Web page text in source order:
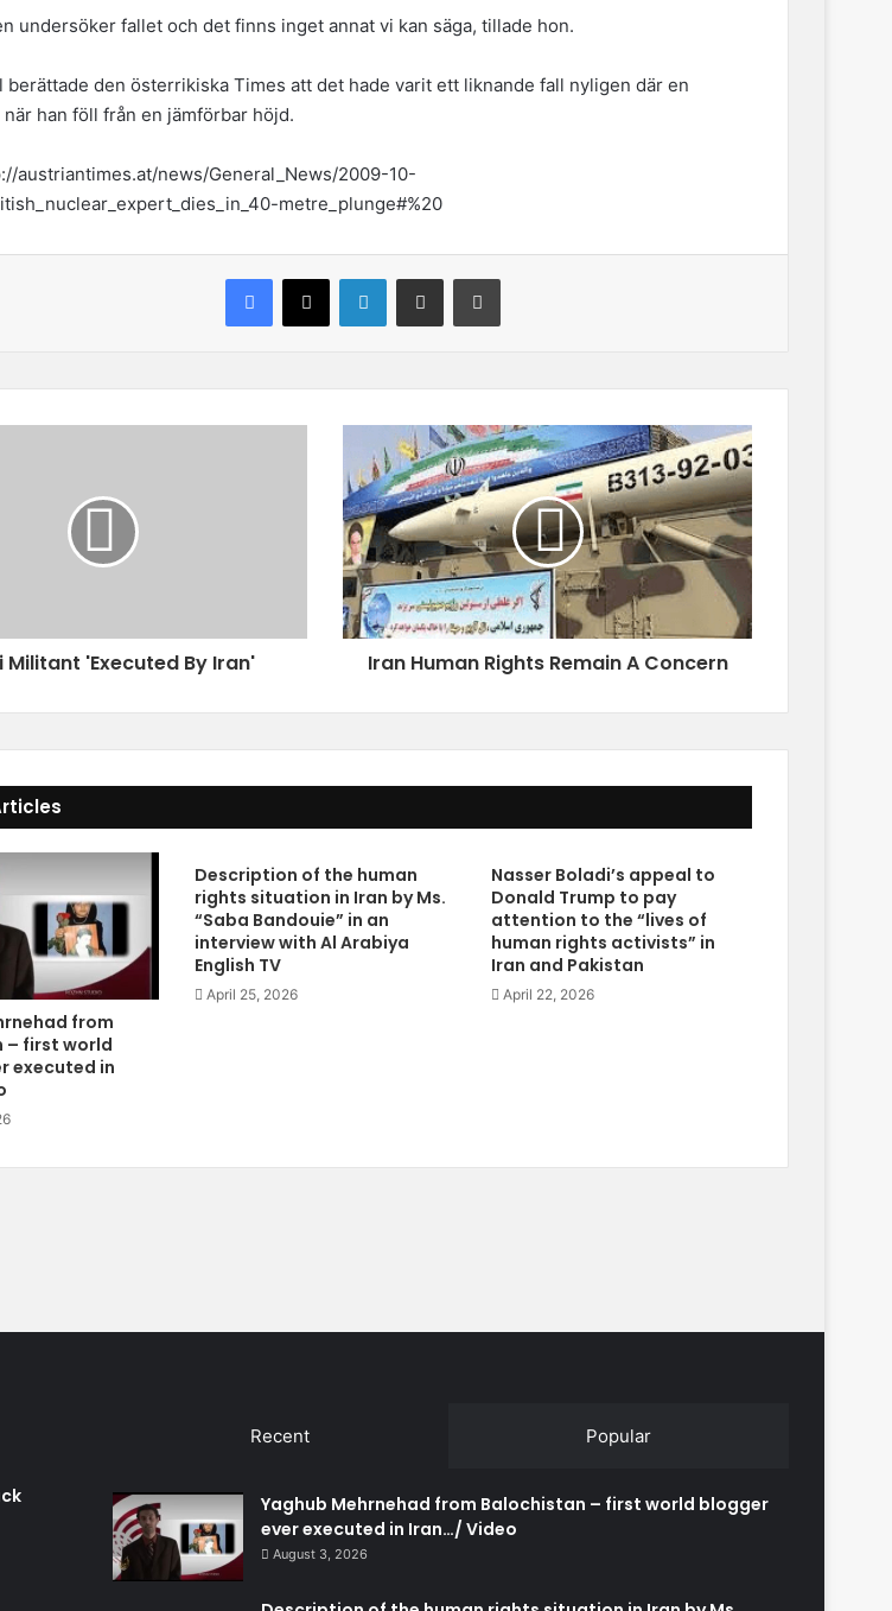
undersöker fallet och det finns inget annat vi kan säga, tillade hon.
berättade den österrikiska Times att det hade varit ett liknande fall nyligen där en
han föll från en jämförbar höjd.
austriantimes.at/news/General_News/2009-10-
metre_plunge#%20
Militant 'Executed By Iran'
a
n
H
u
m
a
n
g
s
a
n
Iran Human Rights Remain A Concern
from
– first world
executed in
Description of the human
rights situation in Iran by Ms.
“Saba Bandouie” in an
interview with Al Arabiya
English TV
April 25, 2026
Nasser Boladi’s appeal to
Donald Trump to pay
attention to the “lives of
human rights activists” in
Iran and Pakistan
April 22, 2026
Recent Popular
Yaghub Mehrnehad from Balochistan – first world blogger
ever executed in Iran…/ Video
August 3, 2026